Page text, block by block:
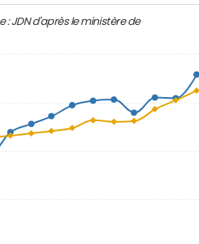
: JDN d'après le ministère de